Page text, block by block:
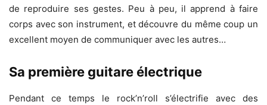
de reproduire ses gestes. Peu à peu, il apprend à faire
corps avec son instrument, et découvre du même coup un
excellent moyen de communiquer avec les autres…
Sa première guitare électrique
Pendant ce temps le rock’n’roll s’électrifie avec des